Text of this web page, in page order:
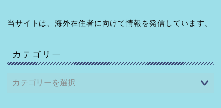
当サイトは、海外在住者に向けて情報を発信しています。
カテゴリー